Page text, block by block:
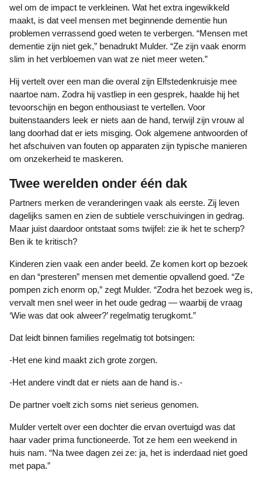
wel om de impact te verkleinen. Wat het extra ingewikkeld
maakt, is dat veel mensen met beginnende dementie hun
problemen verrassend goed weten te verbergen. “Mensen met
dementie zijn niet gek,” benadrukt Mulder. “Ze zijn vaak enorm
slim in het verbloemen van wat ze niet meer weten.”
Hij vertelt over een man die overal zijn Elfstedenkruisje mee
naartoe nam. Zodra hij vastliep in een gesprek, haalde hij het
tevoorschijn en begon enthousiast te vertellen. Voor
buitenstaanders leek er niets aan de hand, terwijl zijn vrouw al
lang doorhad dat er iets misging. Ook algemene antwoorden of
het afschuiven van fouten op apparaten zijn typische manieren
om onzekerheid te maskeren.
Twee werelden onder één dak
Partners merken de veranderingen vaak als eerste. Zij leven
dagelijks samen en zien de subtiele verschuivingen in gedrag.
Maar juist daardoor ontstaat soms twijfel: zie ik het te scherp?
Ben ik te kritisch?
Kinderen zien vaak een ander beeld. Ze komen kort op bezoek
en dan “presteren” mensen met dementie opvallend goed. “Ze
pompen zich enorm op,” zegt Mulder. “Zodra het bezoek weg is,
vervalt men snel weer in het oude gedrag — waarbij de vraag
‘Wie was dat ook alweer?’ regelmatig terugkomt.”
Dat leidt binnen families regelmatig tot botsingen:
-Het ene kind maakt zich grote zorgen.
-Het andere vindt dat er niets aan de hand is.-
De partner voelt zich soms niet serieus genomen.
Mulder vertelt over een dochter die ervan overtuigd was dat
haar vader prima functioneerde. Tot ze hem een weekend in
huis nam. “Na twee dagen zei ze: ja, het is inderdaad niet goed
met papa.”